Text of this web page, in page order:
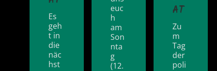
Es
geh
t in
die
näc
hst
euc
h
am
Son
nta
g
(12.
AT
Zu
m
Tag
der
poli